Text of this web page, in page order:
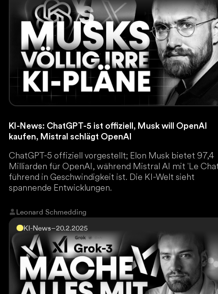
KI-News: ChatGPT-5 ist offiziell, Musk will OpenAI
kaufen, Mistral schlägt OpenAI
ChatGPT-5 offiziell vorgestellt; Elon Musk bietet 97,4
Milliarden für OpenAI, während Mistral AI mit 'Le
führend in Geschwindigkeit ist. Die KI-Welt sieht
spannende Entwicklungen.
Leonard Schmedding
KI-News–20.2.2025